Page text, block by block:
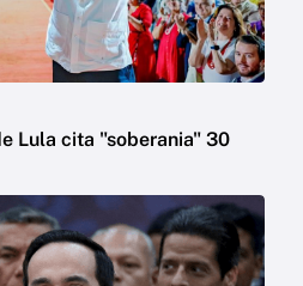
Lula cita "soberania" 30